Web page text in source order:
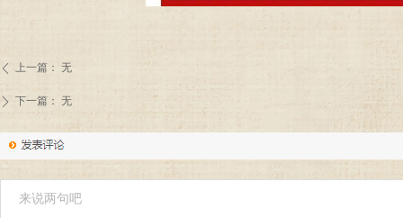
ꄴ 上一篇： 无
ꄲ 下一篇： 无